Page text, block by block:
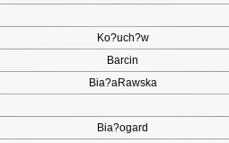
Ko?uch?w
Barcin
Bia?aRawska
Bia?ogard